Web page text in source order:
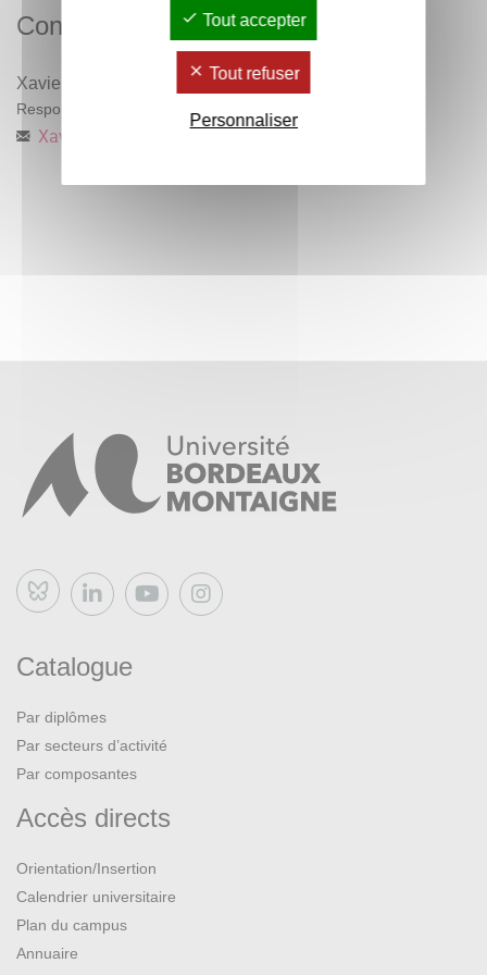
Contacts
Xavier Amelot
Responsable pédagogique
Xavier.Amelot u-bordeaux-montaigne.fr
Bluesky
Catalogue
Par diplômes
Par secteurs d’activité
Par composantes
Accès directs
Orientation/Insertion
Calendrier universitaire
Plan du campus
Annuaire
Tout accepter
Tout refuser
Personnaliser